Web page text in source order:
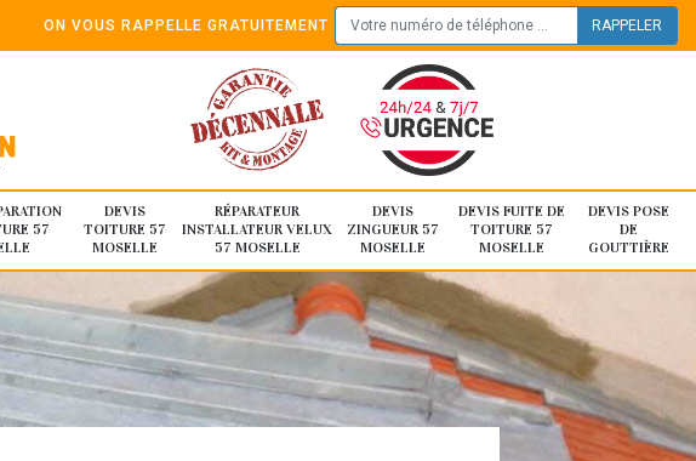
ON VOUS RAPPELLE GRATUITEMENT
57
DEVIS
TOITURE 57
MOSELLE
RÉPARATEUR
INSTALLATEUR VELUX
57 MOSELLE
DEVIS
ZINGUEUR 57
MOSELLE
DEVIS FUITE DE
TOITURE 57
MOSELLE
DEVIS POSE
DE
GOUTTIÈRE